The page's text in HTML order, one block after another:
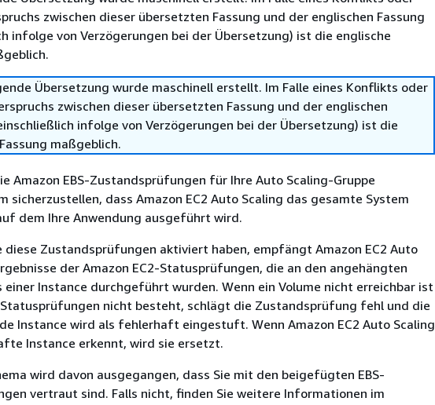
zwischen dieser übersetzten Fassung und der englischen Fassung
infolge von Verzögerungen bei der Übersetzung) ist die englische
Übersetzung wurde maschinell erstellt. Im Falle eines Konflikts oder
zwischen dieser übersetzten Fassung und der englischen
infolge von Verzögerungen bei der Übersetzung) ist die
maßgeblich.
Amazon EBS-Zustandsprüfungen für Ihre Auto Scaling-Gruppe
sicherzustellen, dass Amazon EC2 Auto Scaling das gesamte System
dem Ihre Anwendung ausgeführt wird.
diese Zustandsprüfungen aktiviert haben, empfängt Amazon EC2 Auto
der Amazon EC2-Statusprüfungen, die an den angehängten
einer Instance durchgeführt wurden. Wenn ein Volume nicht erreichbar ist
nicht besteht, schlägt die Zustandsprüfung fehl und die
Instance wird als fehlerhaft eingestuft. Wenn Amazon EC2 Auto Scaling
Instance erkennt, wird sie ersetzt.
wird davon ausgegangen, dass Sie mit den beigefügten EBS-
vertraut sind. Falls nicht, finden Sie weitere Informationen im